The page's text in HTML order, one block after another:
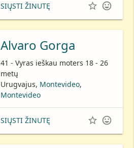
SIŲSTI ŽINUTĘ  
Alvaro Gorga
41 - Vyras ieškau moters 18 - 26
metų
Urugvajus, Montevideo,
Montevideo
SIŲSTI ŽINUTĘ  